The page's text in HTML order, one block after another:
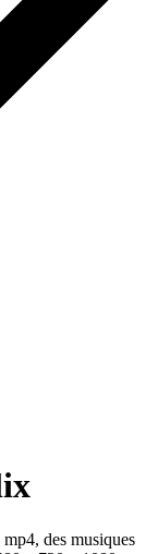
mp4, des musiques